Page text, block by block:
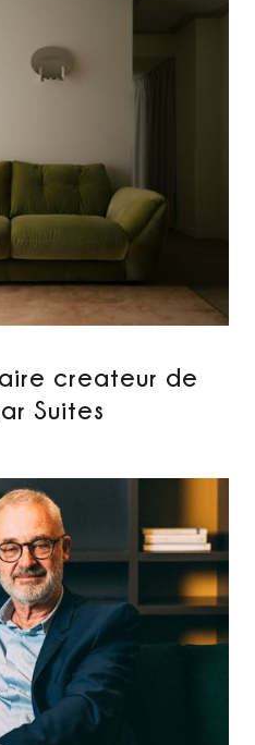
createur de
Suites